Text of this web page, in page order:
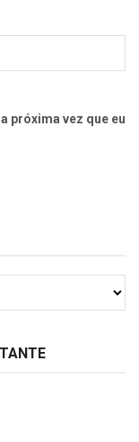
próxima vez que eu